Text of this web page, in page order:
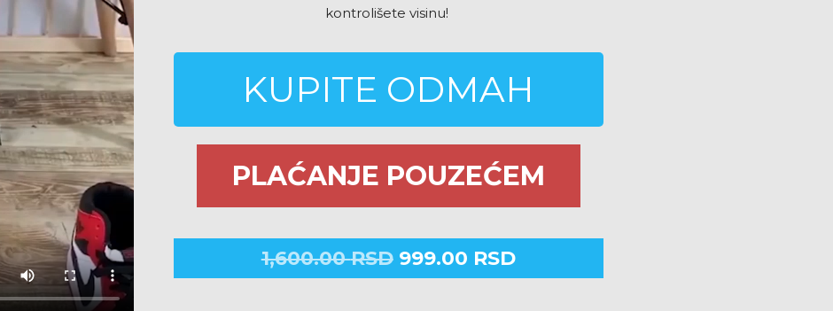
kontrolišete visinu!
KUPITE ODMAH
PLAĆANJE POUZEĆEM
1,600.00RSD 999.00 RSD